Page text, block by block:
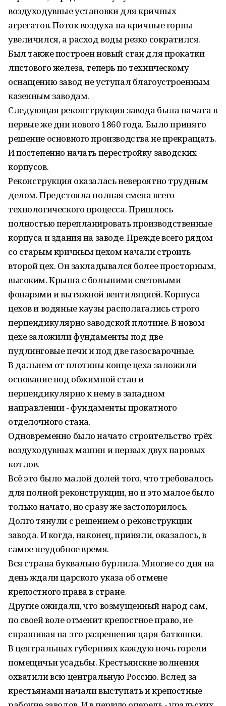
воздуходувные установки для кричных
агрегатов. Поток воздуха на кричные горны
увеличился, а расход воды резко сократился.
Был также построен новый стан для прокатки
листового железа, теперь по техническому
оснащению завод не уступал благоустроенным
казенным заводам.
Следующая реконструкция завода была начата в
первые же дни нового 1860 года. Было принято
решение основного производства не прекращать.
И постепенно начать перестройку заводских
корпусов.
Реконструкция оказалась невероятно трудным
делом. Предстояла полная смена всего
технологического процесса. Пришлось
полностью перепланировать производственные
корпуса и здания на заводе. Прежде всего рядом
со старым кричным цехом начали строить
второй цех. Он закладывался более просторным,
высоким. Крыша с большими световыми
фонарями и вытяжной вентиляцией. Корпуса
цехов и водяные каузы располагались строго
перпендикулярно заводской плотине. В новом
цехе заложили фундаменты под две
пудлинговые печи и под две газосварочные.
В дальнем от плотины конце цеха заложили
основание под обжимной стан и
перпендикулярно к нему в западном
направлении - фундаменты прокатного
отделочного стана.
Одновременно было начато строительство трёх
воздуходувных машин и первых двух паровых
котлов.
Всё это было малой долей того, что требовалось
для полной реконструкции, но и это малое было
только начато, но сразу же застопорилось.
Долго тянули с решением о реконструкции
завода. И когда, наконец, приняли, оказалось, в
самое неудобное время.
Вся страна буквально бурлила. Многие со дня на
день ждали царского указа об отмене
крепостного права в стране.
Другие ожидали, что возмущенный народ сам,
по своей воле отменит крепостное право, не
спрашивая на это разрешения царя-батюшки.
В центральных губерниях каждую ночь горели
помещичьи усадьбы. Крестьянские волнения
охватили всю центральную Россию. Вслед за
крестьянами начали выступать и крепостные